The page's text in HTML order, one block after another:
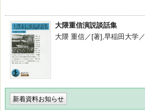
大隈重信演説談話集
大隈 重信／[著],早稲田大学
新着資料お知らせ